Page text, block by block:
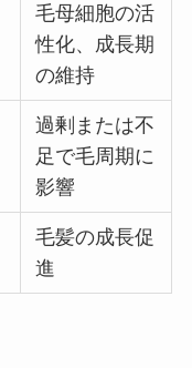
毛母細胞の活
性化、成長期
の維持
過剰または不
足で毛周期に
影響
毛髪の成長促
進